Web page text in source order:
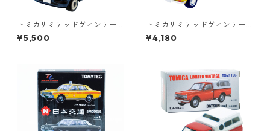
トミカリミテッドヴィンテー
ジネオ LV-N40a 日産 Be-1 キ
ャンバストップ #36225614
¥5,500
トミカリミテッドヴィンテー
ジ LV-195a ダットサントラッ
ク 1300デラックス ブリヂス
¥4,180